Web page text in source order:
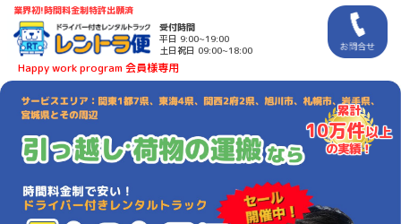
業界初!時間料金制特許出願済
受付時間
平日 9:00~19:00
土日祝日 09:00~18:00
Happy work program 会員様専用
累計
10万件以上
の実績！